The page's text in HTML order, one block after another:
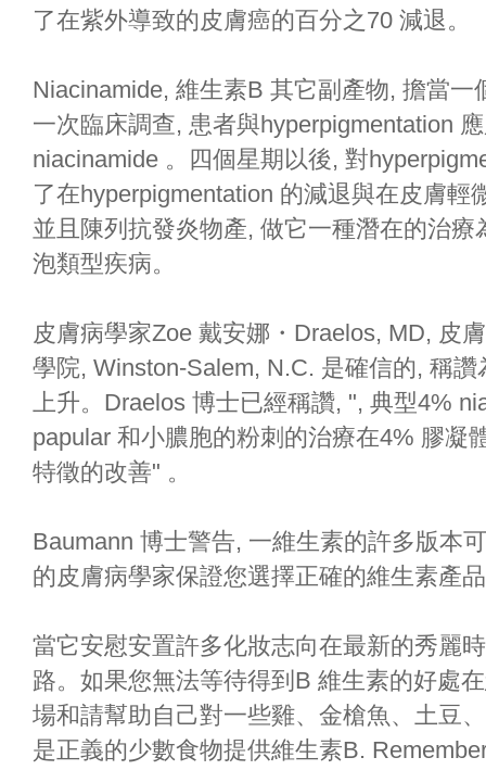
了在紫外導致的皮膚癌的百分之70 減退。
Niacinamide, 維生素B 其它副產物, 擔當
一次臨床調查, 患者與hyperpigmentation
niacinamide 。四個星期以後, 對
了在hyperpigmentation 的減退與在皮膚輕
並且陳列抗發炎物產, 做它一種潛在的治
泡類型疾病。
皮膚病學家Zoe 戴安娜・Draelos, MD, 皮
學院, Winston-Salem, N.C. 是確信的, 稱
上升。Draelos 博士已經稱讚, ", 典型4%
papular 和小膿胞的粉刺的治療在4% 膠凝
特徵的改善" 。
Baumann 博士警告, 一維生素的許多版本
的皮膚病學家保證您選擇正確的維生素產
當它安慰安置許多化妝志向在最新的秀麗
路。如果您無法等待得到B 維生素的好處
場和請幫助自己對一些雞、金槍魚、土豆
是正義的少數食物提供維生素B.